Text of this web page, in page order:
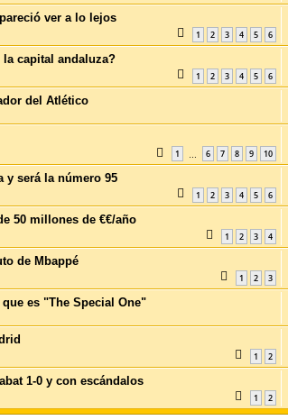
ver a lo lejos
1 2 3 4 5 6
capital andaluza?
1 2 3 4 5 6
del Atlético
1 6 7 8 9 10
y será la número 95
1 2 3 4 5 6
50 millones de €€/año
1 2 3 4
de Mbappé
1 2 3
es "The Special One"
1 2
1-0 y con escándalos
1 2